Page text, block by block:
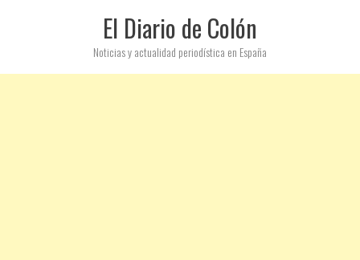
El Diario de Colón
Noticias y actualidad periodística en España